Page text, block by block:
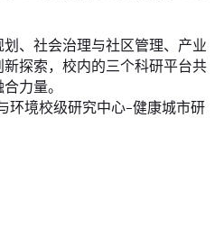
、社会治理与社区管理、产业
探索，校内的三个科研平台共
力量。
环境校级研究中心-健康城市研